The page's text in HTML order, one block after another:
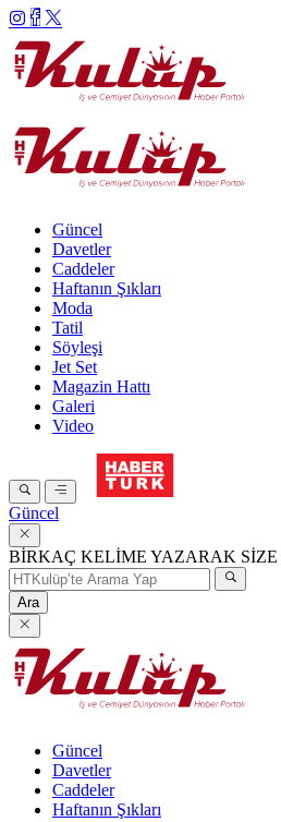
Güncel
Davetler
Caddeler
Haftanın Şıkları
Moda
Tatil
Söyleşi
Jet Set
Magazin Hattı
Galeri
Video
Güncel
BİRKAÇ KELİME YAZARAK
Ara
Güncel
Davetler
Caddeler
Haftanın Şıkları